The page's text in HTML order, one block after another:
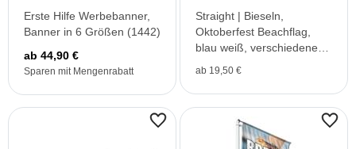
Erste Hilfe Werbebanner,
Banner in 6 Größen (1442)
ab 44,90 €
Sparen mit Mengenrabatt
Straight | Bieseln,
Oktoberfest Beachflag,
blau weiß, verschiedene
ab 19,50 €